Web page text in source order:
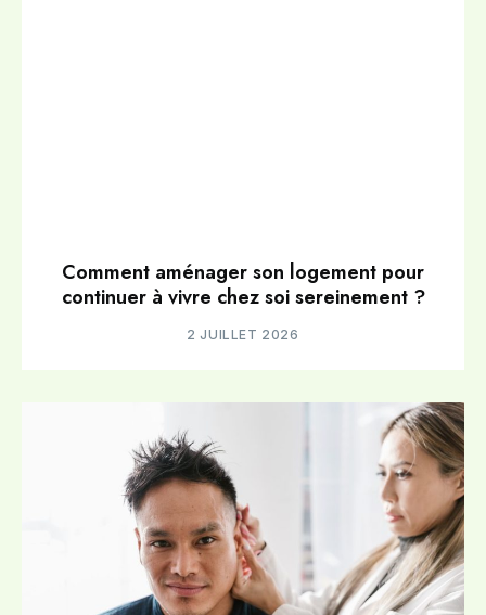
Comment aménager son logement pour
continuer à vivre chez soi sereinement ?
2 JUILLET 2026